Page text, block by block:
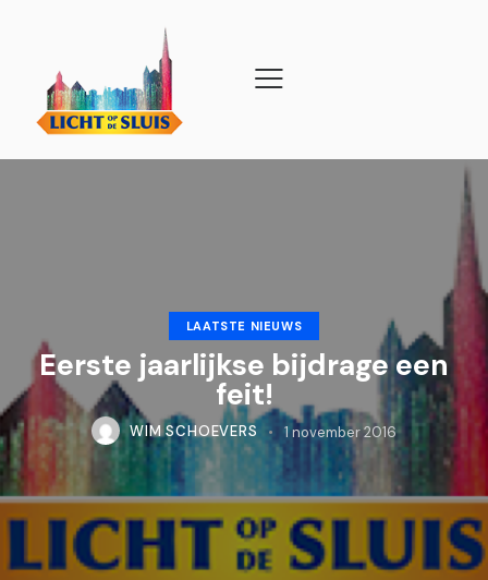
LAATSTE NIEUWS
Eerste jaarlijkse bijdrage een
feit!
WIM SCHOEVERS 1 november 2016